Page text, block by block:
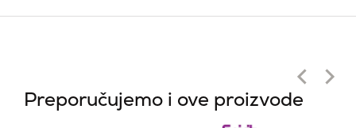
Preporučujemo i ove proizvode